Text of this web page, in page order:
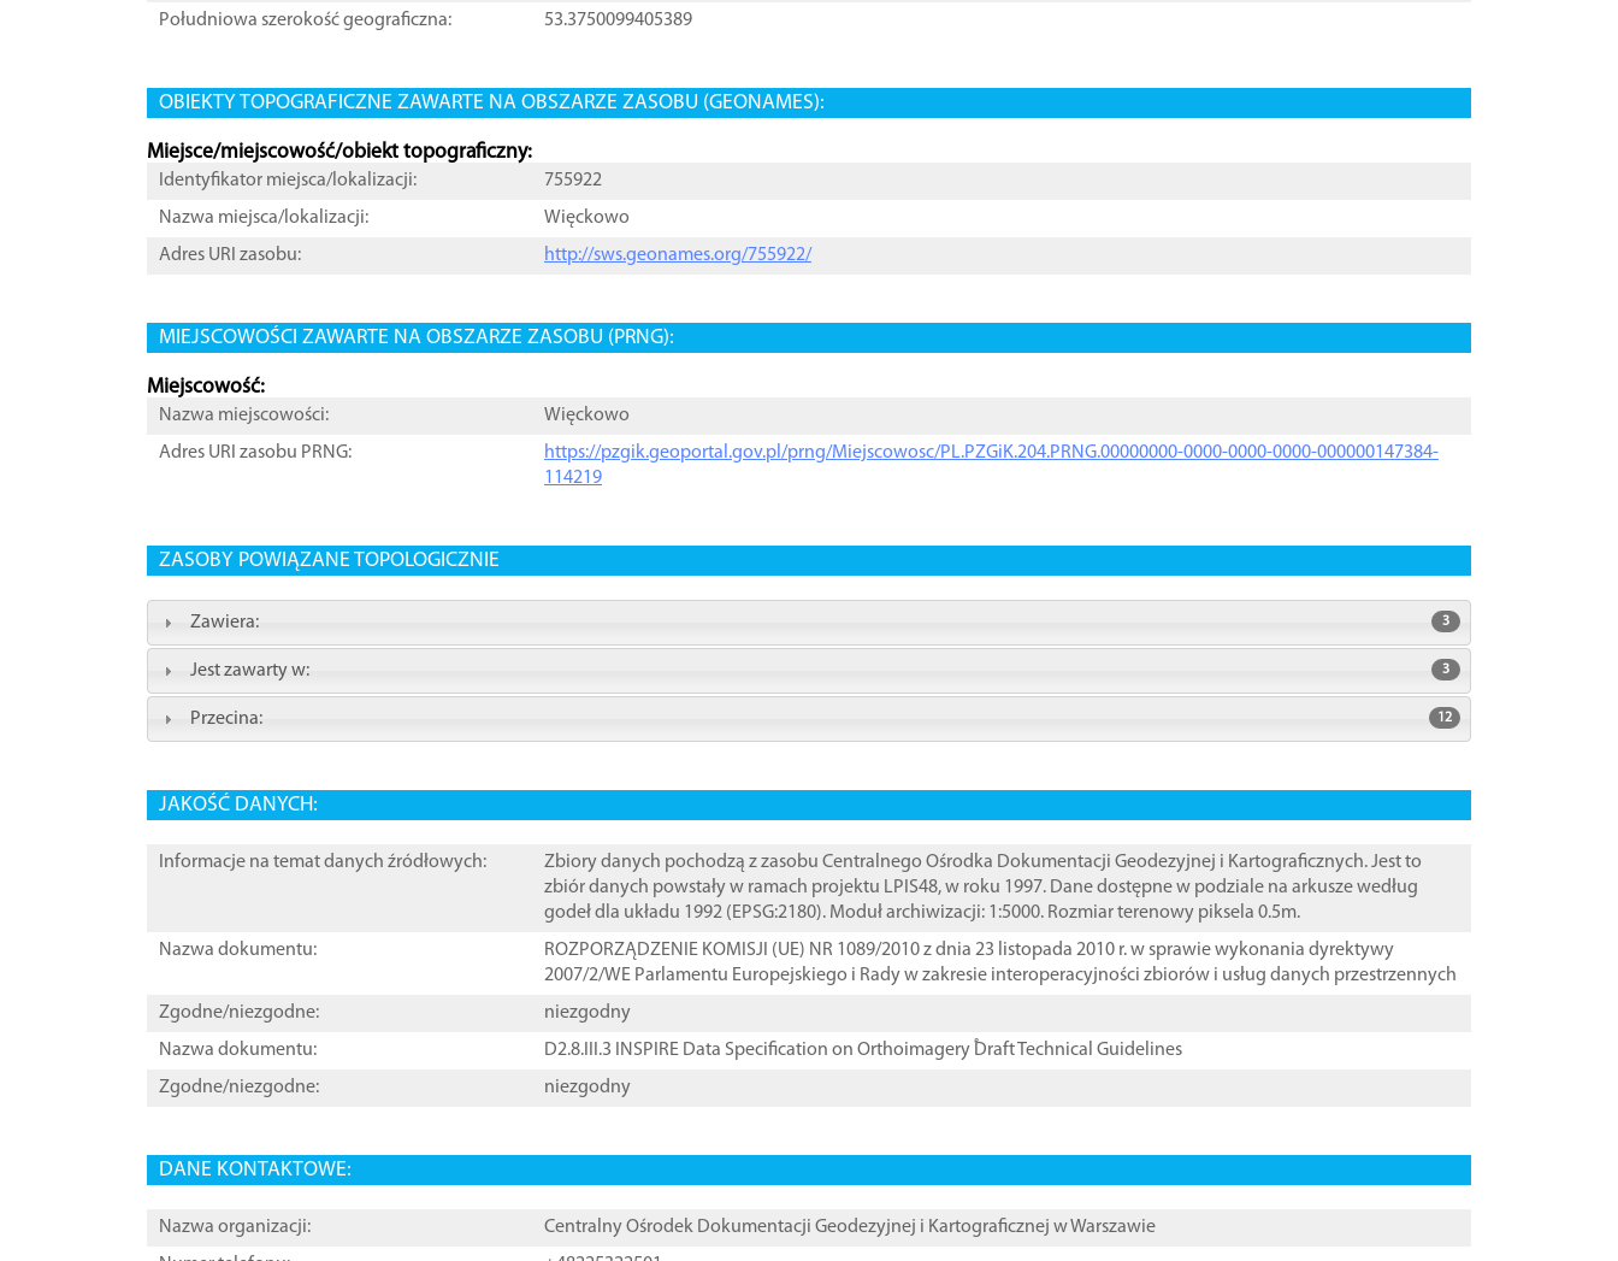
Południowa szerokość geograficzna:
53.3750099405389
OBIEKTY TOPOGRAFICZNE ZAWARTE NA OBSZARZE ZASOBU (GEONAMES):
Miejsce/miejscowość/obiekt topograficzny:
Identyfikator miejsca/lokalizacji:
755922
Nazwa miejsca/lokalizacji:
Więckowo
Adres URI zasobu:
http://sws.geonames.org/755922/
MIEJSCOWOŚCI ZAWARTE NA OBSZARZE ZASOBU (PRNG):
Miejscowość:
Nazwa miejscowości:
Więckowo
Adres URI zasobu PRNG:
https://pzgik.geoportal.gov.pl/prng/Miejscowosc/PL.PZGiK.204.PRNG.00000000-0000-0000-0000-000000147384-
114219
ZASOBY POWIĄZANE TOPOLOGICZNIE
Zawiera: 3
Jest zawarty w: 3
Przecina: 12
JAKOŚĆ DANYCH:
Informacje na temat danych źródłowych:
Zbiory danych pochodzą z zasobu Centralnego Ośrodka Dokumentacji Geodezyjnej i Kartograficznych. Jest to
zbiór danych powstały w ramach projektu LPIS48, w roku 1997. Dane dostępne w podziale na arkusze według
godeł dla układu 1992 (EPSG:2180). Moduł archiwizacji: 1:5000. Rozmiar terenowy piksela 0.5m.
Nazwa dokumentu:
ROZPORZĄDZENIE KOMISJI (UE) NR 1089/2010 z dnia 23 listopada 2010 r. w sprawie wykonania dyrektywy
2007/2/WE Parlamentu Europejskiego i Rady w zakresie interoperacyjności zbiorów i usług danych przestrzennych
Zgodne/niezgodne:
niezgodny
Nazwa dokumentu:
D2.8.III.3 INSPIRE Data Specification on Orthoimagery ֠Draft Technical Guidelines
Zgodne/niezgodne:
niezgodny
DANE KONTAKTOWE:
Nazwa organizacji:
Centralny Ośrodek Dokumentacji Geodezyjnej i Kartograficznej w Warszawie